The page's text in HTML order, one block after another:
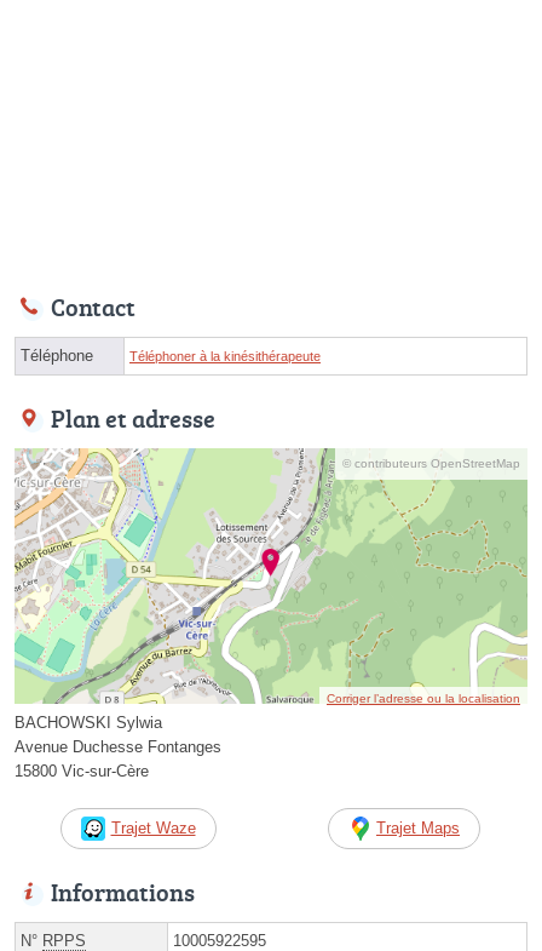
Contact
Téléphone Téléphoner à la kinésithérapeute
Plan et adresse
© contributeurs OpenStreetMap
Corriger l’adresse ou la localisation
BACHOWSKI Sylwia
Avenue Duchesse Fontanges
15800 Vic-sur-Cère
Trajet Waze Trajet Maps
Informations
N° RPPS 10005922595